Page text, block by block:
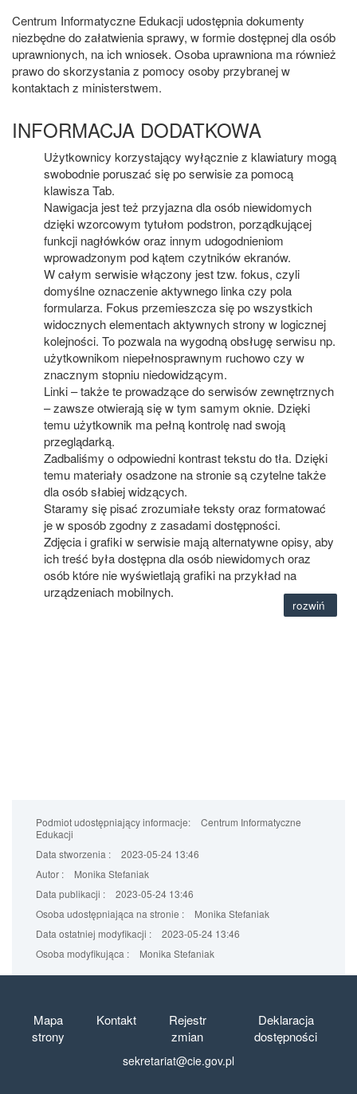
Centrum Informatyczne Edukacji udostępnia dokumenty
niezbędne do załatwienia sprawy, w formie dostępnej dla osób
uprawnionych, na ich wniosek. Osoba uprawniona ma również
prawo do skorzystania z pomocy osoby przybranej w
kontaktach z ministerstwem.
INFORMACJA DODATKOWA
Użytkownicy korzystający wyłącznie z klawiatury mogą
swobodnie poruszać się po serwisie za pomocą
klawisza Tab.
Nawigacja jest też przyjazna dla osób niewidomych
dzięki wzorcowym tytułom podstron, porządkującej
funkcji nagłówków oraz innym udogodnieniom
wprowadzonym pod kątem czytników ekranów.
W całym serwisie włączony jest tzw. fokus, czyli
domyślne oznaczenie aktywnego linka czy pola
formularza. Fokus przemieszcza się po wszystkich
widocznych elementach aktywnych strony w logicznej
kolejności. To pozwala na wygodną obsługę serwisu np.
użytkownikom niepełnosprawnym ruchowo czy w
znacznym stopniu niedowidzącym.
Linki – także te prowadzące do serwisów zewnętrznych
– zawsze otwierają się w tym samym oknie. Dzięki
temu użytkownik ma pełną kontrolę nad swoją
przeglądarką.
Zadbaliśmy o odpowiedni kontrast tekstu do tła. Dzięki
temu materiały osadzone na stronie są czytelne także
dla osób słabiej widzących.
Staramy się pisać zrozumiałe teksty oraz formatować
je w sposób zgodny z zasadami dostępności.
Zdjęcia i grafiki w serwisie mają alternatywne opisy, aby
ich treść była dostępna dla osób niewidomych oraz
osób które nie wyświetlają grafiki na przykład na
urządzeniach mobilnych.
rozwiń
Podmiot udostępniający informacje:
Centrum Informatyczne
Edukacji
Data stworzenia :
2023-05-24 13:46
Autor :
Monika Stefaniak
Data publikacji :
2023-05-24 13:46
Osoba udostępniająca na stronie :
Monika Stefaniak
Data ostatniej modyfikacji :
2023-05-24 13:46
Osoba modyfikująca :
Monika Stefaniak
Mapa
strony
Kontakt
Rejestr
zmian
Deklaracja
dostępności
sekretariat@cie.gov.pl